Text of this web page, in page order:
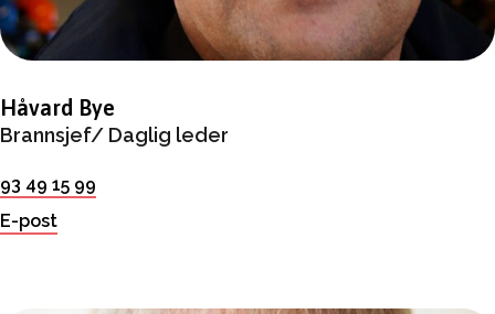
Håvard Bye
Brannsjef/ Daglig leder
93 49 15 99
E-post